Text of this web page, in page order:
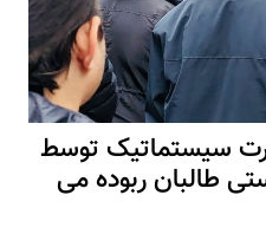
سیستماتیک توسط
طالبان ربوده می